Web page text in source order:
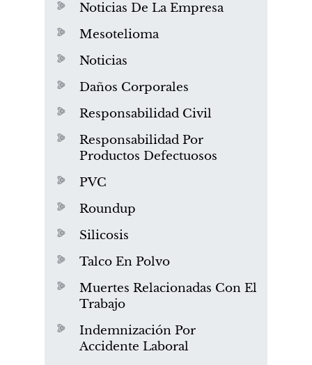
Noticias De La Empresa
Mesotelioma
Noticias
Daños Corporales
Responsabilidad Civil
Responsabilidad Por
Productos Defectuosos
PVC
Roundup
Silicosis
Talco En Polvo
Muertes Relacionadas Con El
Trabajo
Indemnización Por
Accidente Laboral